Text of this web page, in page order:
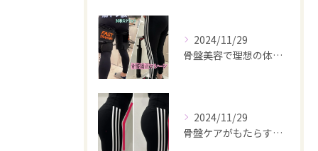
2024/11/29
骨盤美容で理想の体型を実現
2024/11/29
骨盤ケアがもたらす美と健康